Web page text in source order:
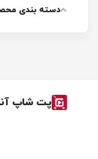
دسته بندی
پت شاپ